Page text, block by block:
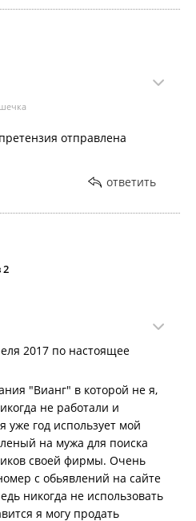
отправлена
ответить
2
2017 по настоящее
"Вианг" в которой не я,
не работали и
уже год использует мой
на мужа для поиска
своей фирмы. Очень
с обьявлений на сайте
никогда не использовать
я могу продать